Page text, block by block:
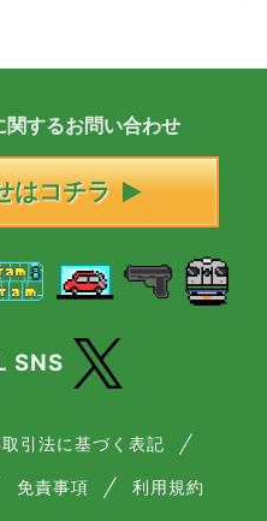
関するお問い合わせ
はコチラ
SNS
引法に基づく表記
免責事項 利用規約